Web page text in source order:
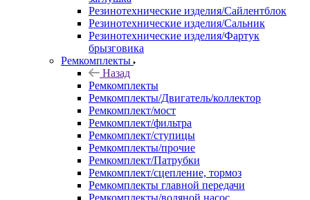
Резинотехнические изделия/Сайлентблок
Резинотехнические изделия/Сальник
Резинотехнические изделия/Фартук
брызговика
Ремкомплекты
Назад
Ремкомплекты
Ремкомплекты/Двигатель/коллектор
Ремкомплект/мост
Ремкомплект/фильтра
Ремкомплект/ступицы
Ремкомплекты/прочие
Ремкомплект/Патрубки
Ремкомплект/сцепление, тормоз
Ремкомплекты главной передачи
Ремкомплекты/водяной насос